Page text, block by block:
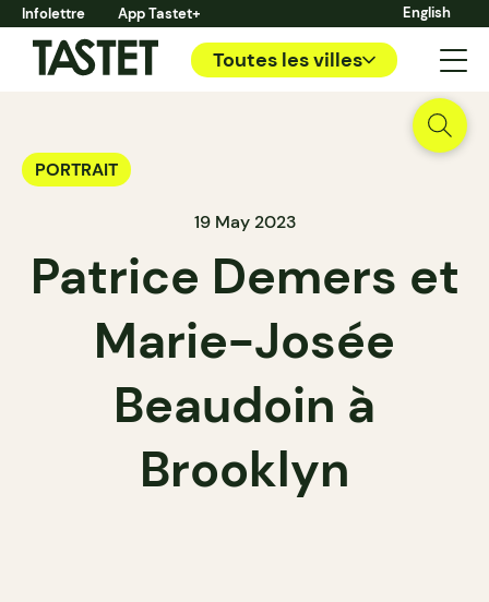
Infolettre App Tastet+ English
Toutes les villes
PORTRAIT
19 May 2023
Patrice Demers et
Marie-Josée
Beaudoin à
Brooklyn